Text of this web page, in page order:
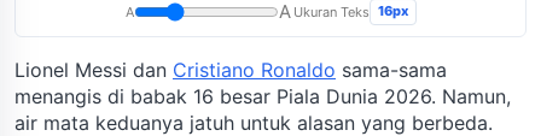
A A Ukuran Teks 16px
Lionel Messi dan Cristiano Ronaldo sama-sama
menangis di babak 16 besar Piala Dunia 2026. Namun,
air mata keduanya jatuh untuk alasan yang berbeda.